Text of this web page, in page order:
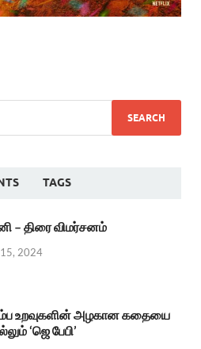
TAGS
– திரை விமர்சனம்
2024
உறவுகளின் அழகான கதையை
‘ஜெ பேபி’